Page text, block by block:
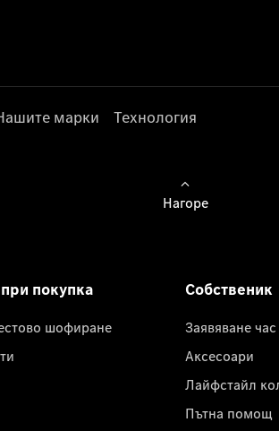
марки Технология
Нагоре
покупка
шофиране
Собственик
Заявяване
Аксесоари
Лайфстайл
Пътна помощ